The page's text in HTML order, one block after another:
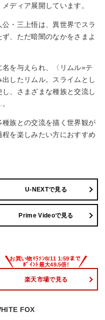
ディア展開しています。
・三上悟は、異世界でスラ
、ただ暗闇のなかをさまよ
を与えられ、〈リムル=テ
したリムル。スライムとし
、さまざまな種族と交流し
族との交流を描く世界観が
を楽しみたい方におすすめ
U-NEXTで見る
Prime Videoで見る
楽天市場で見る
FOX